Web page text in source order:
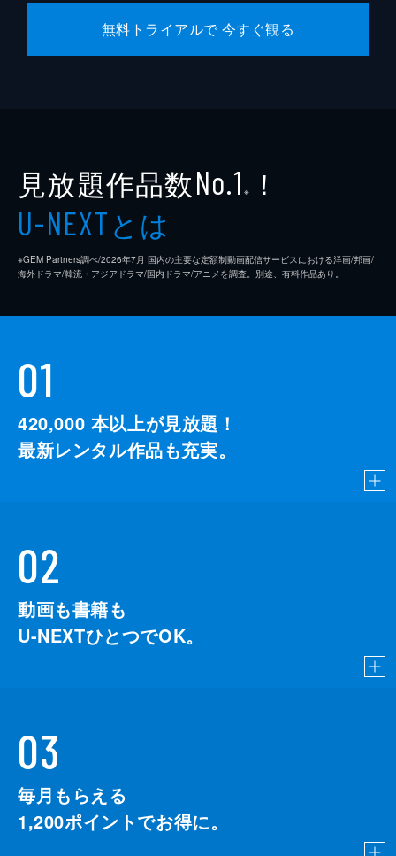
無料トライアルで 今すぐ観る
見放題作品数No.1 ※ ！
U-NEXTとは
※GEM Partners調べ/2026年7⽉ 国内の主要な定額制動画配信サービスにおける洋画/邦画/
海外ドラマ/韓流・アジアドラマ/国内ドラマ/アニメを調査。別途、有料作品あり。
01
420,000 本以上が見放題！
最新レンタル作品も充実。
02
動画も書籍も
U-NEXTひとつでOK。
03
毎月もらえる
1,200ポイントでお得に。